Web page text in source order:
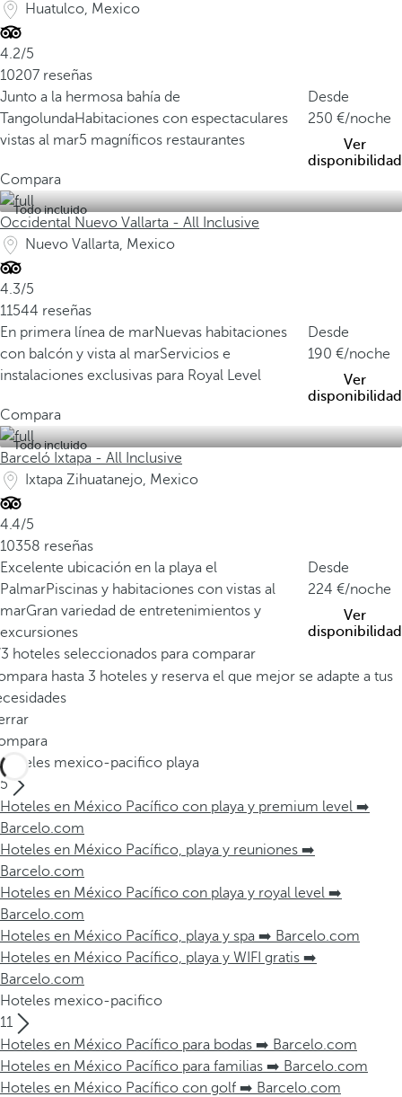
Huatulco, Mexico
4.2/5
10207 reseñas
Junto a la hermosa bahía de
TangolundaHabitaciones con espectaculares
vistas al mar5 magníficos restaurantes
Desde
250
/noche
Ver
disponibilidad
Compara
Todo incluido
Occidental Nuevo Vallarta - All Inclusive
Nuevo Vallarta, Mexico
4.3/5
11544 reseñas
En primera línea de marNuevas habitaciones
con balcón y vista al marServicios e
instalaciones exclusivas para Royal Level
Desde
190
/noche
Ver
disponibilidad
Compara
Todo incluido
Barceló Ixtapa - All Inclusive
Ixtapa Zihuatanejo, Mexico
4.4/5
10358 reseñas
Excelente ubicación en la playa el
PalmarPiscinas y habitaciones con vistas al
marGran variedad de entretenimientos y
excursiones
Desde
224
/noche
Ver
disponibilidad
hoteles seleccionados para comparar
hasta 3 hoteles y reserva el que mejor se adapte a tus
Hoteles mexico-pacifico playa
5
Hoteles en México Pacífico con playa y premium level ➡️
Barcelo.com
Hoteles en México Pacífico, playa y reuniones ➡️
Barcelo.com
Hoteles en México Pacífico con playa y royal level ➡️
Barcelo.com
Hoteles en México Pacífico, playa y spa ➡️ Barcelo.com
Hoteles en México Pacífico, playa y WIFI gratis ➡️
Barcelo.com
Hoteles mexico-pacifico
11
Hoteles en México Pacífico para bodas ➡️ Barcelo.com
Hoteles en México Pacífico para familias ➡️ Barcelo.com
Hoteles en México Pacífico con golf ➡️ Barcelo.com